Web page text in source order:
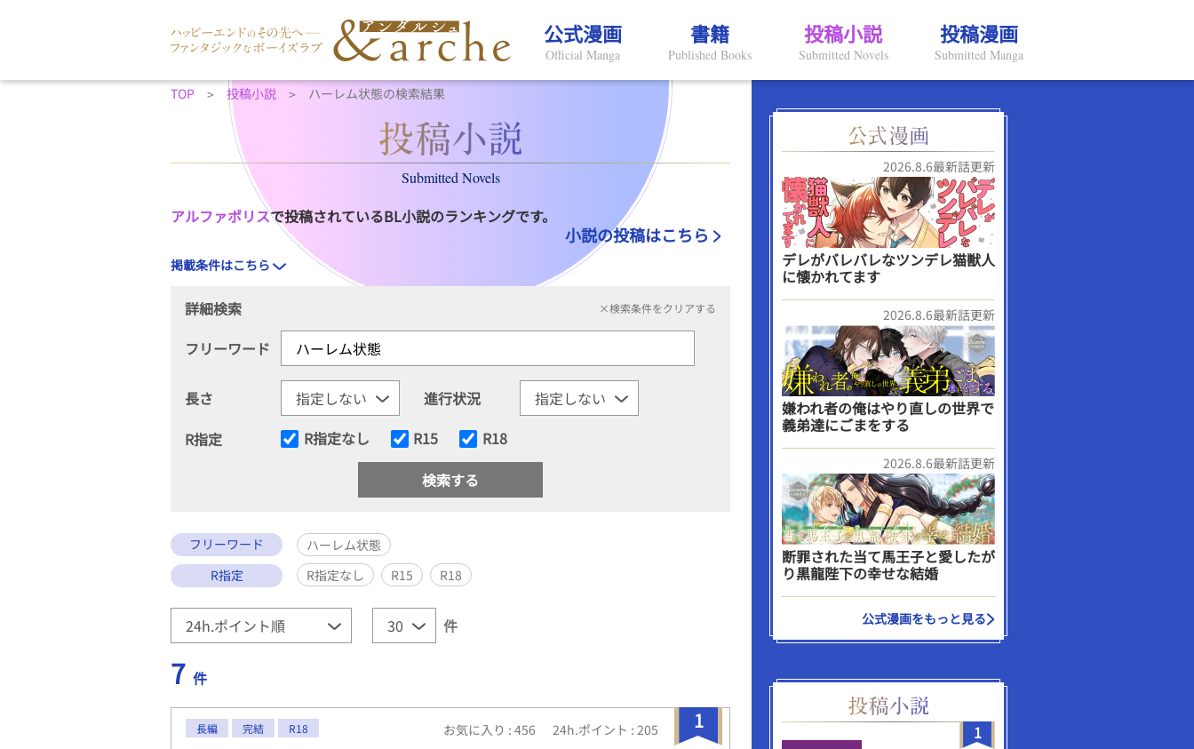
公式漫画
Official Manga
書籍
Published Books
投稿小説
Submitted Novels
投稿漫画
Submitted Manga
TOP 投稿小説 ハーレム状態の検索結果
Submitted Novels
アルファポリスで投稿されているBL小説のランキングです。
小説の投稿はこちら
掲載条件はこちら
詳細検索 ×検索条件をクリアする
フリーワード
長さ
進行状況
R指定
R指定なし R15 R18
フリーワード
ハーレム状態
R指定
R指定なし R15 R18
件
7 件
1
長編 完結 R18 お気に入り : 456 24h.ポイント : 205
2026.8.6最新話更新
デレがバレバレなツンデレ猫獣人
に懐かれてます
2026.8.6最新話更新
嫌われ者の俺はやり直しの世界で
義弟達にごまをする
2026.8.6最新話更新
断罪された当て馬王子と愛したが
り黒龍陛下の幸せな結婚
公式漫画をもっと見る
1